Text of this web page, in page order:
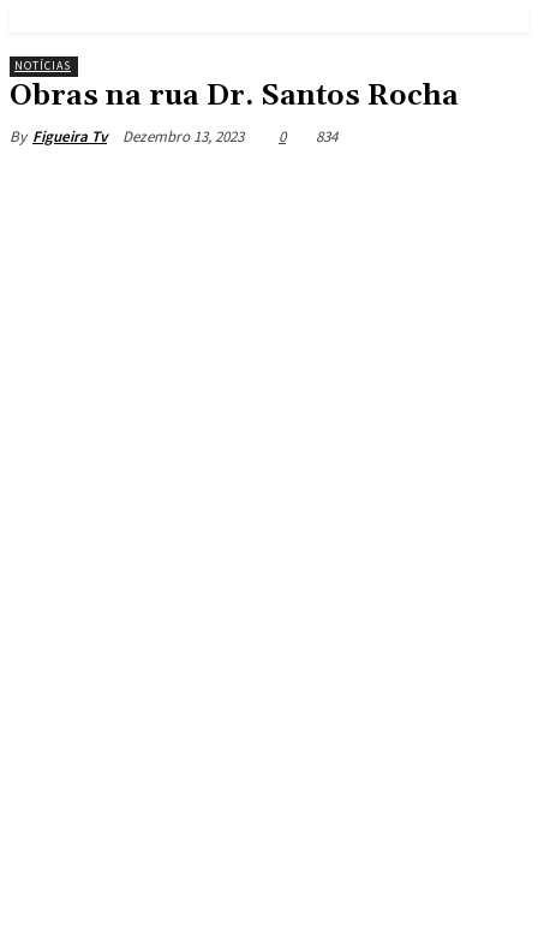
NOTÍCIAS
Obras na rua Dr. Santos Rocha
By Figueira Tv Dezembro 13, 2023 0 834